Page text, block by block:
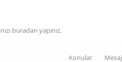
buradan yapınız.
Konular